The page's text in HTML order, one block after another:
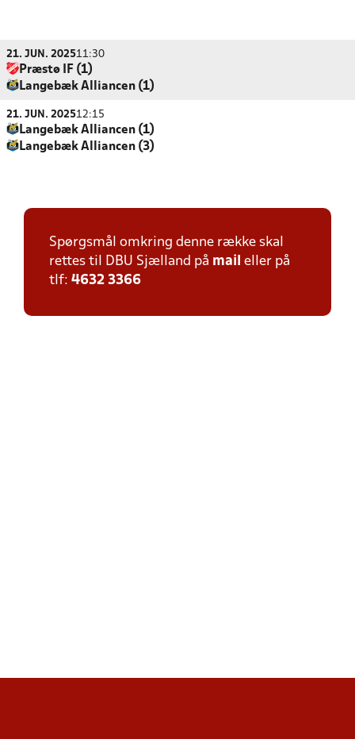
21. JUN. 202511:30
Præstø IF (1)
Langebæk Alliancen (1)
21. JUN. 202512:15
Langebæk Alliancen (1)
Langebæk Alliancen (3)
Spørgsmål omkring denne række skal
rettes til DBU Sjælland på mail eller på
tlf: 4632 3366